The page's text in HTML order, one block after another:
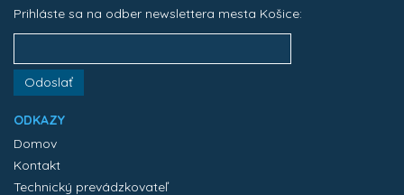
Prihláste sa na odber newslettera mesta Košice:
Odoslať
ODKAZY
Domov
Kontakt
Technický prevádzkovateľ